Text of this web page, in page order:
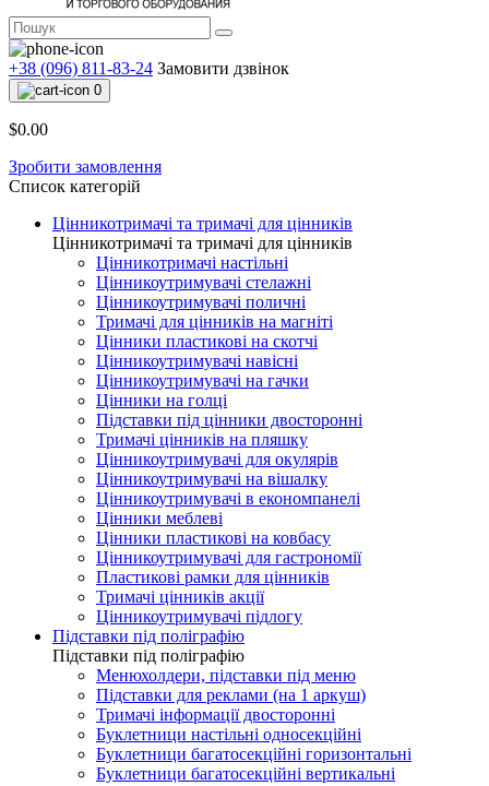
+38 (096) 811-83-24 Замовити дзвінок
0
$0.00
Зробити замовлення
Список категорій
Цінникотримачі та тримачі для цінників
Цінникотримачі та тримачі для цінників
Цінникотримачі настільні
Цінникоутримувачі стелажні
Цінникоутримувачі поличні
Тримачі для цінників на магніті
Цінники пластикові на скотчі
Цінникоутримувачі навісні
Цінникоутримувачі на гачки
Цінники на голці
Підставки під цінники двосторонні
Тримачі цінників на пляшку
Цінникоутримувачі для окулярів
Цінникоутримувачі на вішалку
Цінникоутримувачі в економпанелі
Цінники меблеві
Цінники пластикові на ковбасу
Цінникоутримувачі для гастрономії
Пластикові рамки для цінників
Тримачі цінників акції
Цінникоутримувачі підлогу
Підставки під поліграфію
Підставки під поліграфію
Менюхолдери, підставки під меню
Підставки для реклами (на 1 аркуш)
Тримачі інформації двосторонні
Буклетници настільні односекційні
Буклетници багатосекційні горизонтальні
Буклетници багатосекційні вертикальні